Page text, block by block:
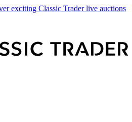
exciting Classic Trader live auctions